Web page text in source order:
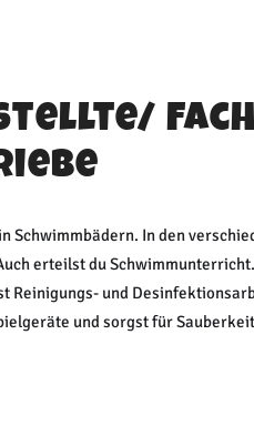
Schwimmbädern. In den
erteilst du
Reinigungs- und
und sorgst für